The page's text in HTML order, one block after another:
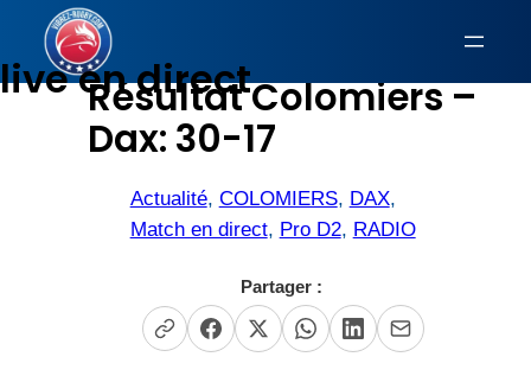
Aller
contenu Résultat Colomiers –
Dax: 30-17
Actualité, COLOMIERS, DAX
Match en direct, Pro D2, RADIO
Partager :
live en direct